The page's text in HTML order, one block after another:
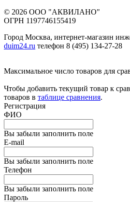
© 2026 ООО "АКВИЛАНО"
ОГРН 1197746155419
Город Москва, интернет-магазин
duim24.ru телефон 8 (495) 134-27-28
Максимальное число товаров для
Чтобы добавить текущий товар к
товаров в таблице сравнения.
Регистрация
ФИО
Вы забыли заполнить поле
E-mail
Вы забыли заполнить поле
Телефон
Вы забыли заполнить поле
Пароль